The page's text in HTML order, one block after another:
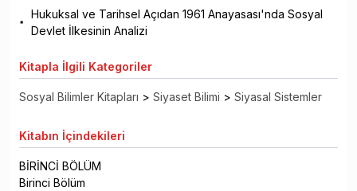
Hukuksal ve Tarihsel Açıdan 1961 Anayasası'nda Sosyal
Devlet İlkesinin Analizi
Kitapla İlgili Kategoriler
Sosyal Bilimler Kitapları > Siyaset Bilimi > Siyasal Sistemler
Kitabın İçindekileri
BİRİNCİ BÖLÜM
Birinci Bölüm